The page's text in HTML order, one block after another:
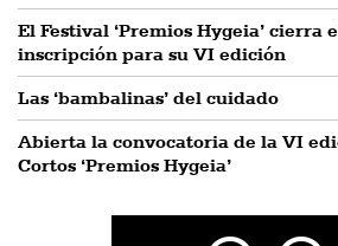
El Festival ‘Premios Hygeia’ cierra
inscripción para su VI edición
Las ‘bambalinas’ del cuidado
Abierta la convocatoria de la VI
Cortos ‘Premios Hygeia’